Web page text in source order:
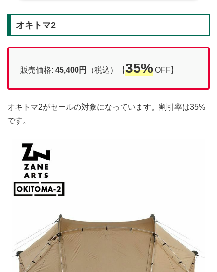
オキトマ2
販売価格: 45,400円 （税込）【35% OFF】
オキトマ2がセールの対象になっています。割引率は35%
です。